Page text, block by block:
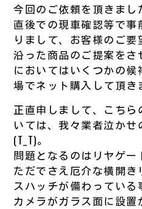
今回のご依頼を頂きま
直後での現車確認等で
りまして、お客様のご
沿った商品のご提案を
においてはいくつかの
場でネット購入して頂き
正直申しまして、こち
いては、我々業者泣かせ
(T_T)。
問題となるのはリヤゲー
ただでさえ厄介な横開き
スハッチが備わってい
カメラがガラス面に設置